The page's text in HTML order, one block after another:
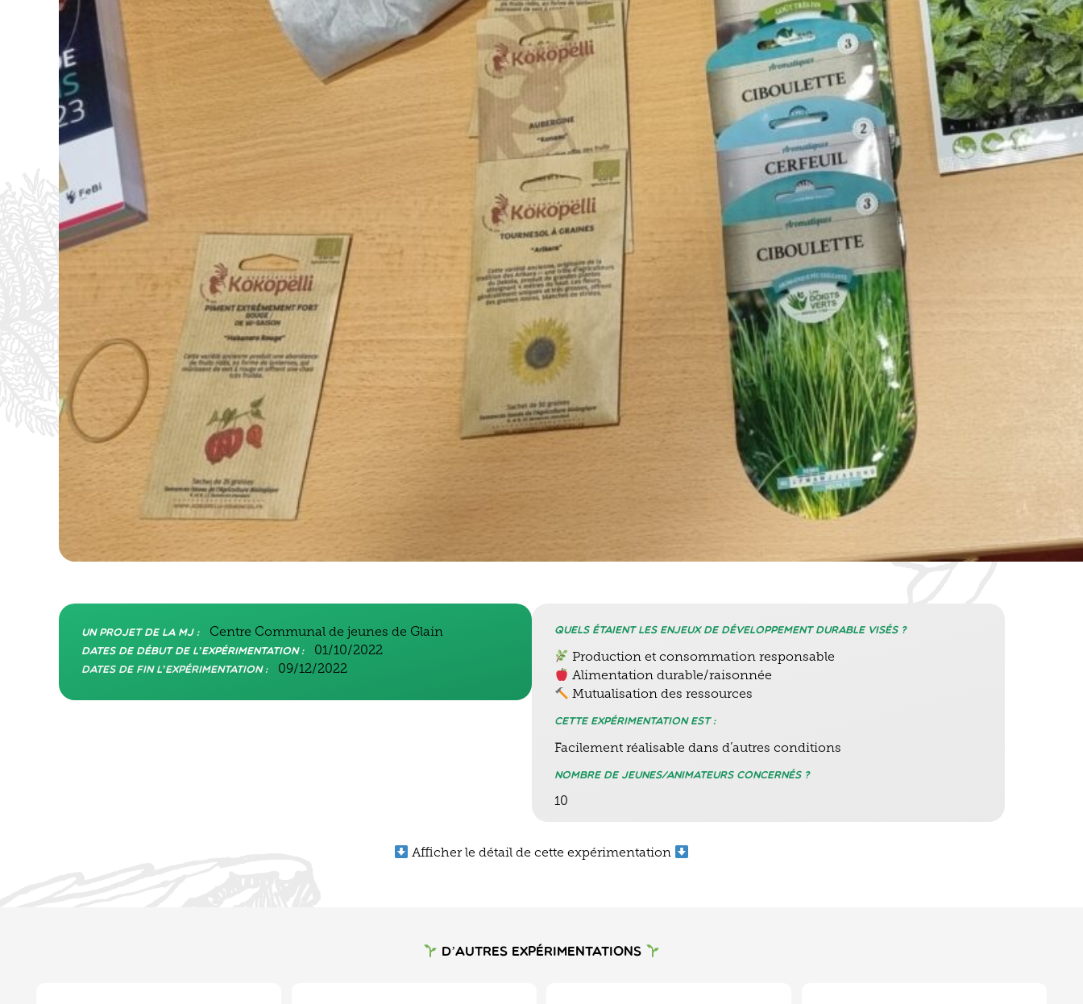
Un projet de la MJ : Centre Communal de jeunes de Glain
Dates de début de l’expérimentation : 01/10/2022
Dates de fin l’expérimentation : 09/12/2022
Quels étaient les enjeux de développement durable visés ?
Production et consommation responsable
Alimentation durable/raisonnée
Mutualisation des ressources
Cette expérimentation est :
Facilement réalisable dans d’autres conditions
Nombre de jeunes/animateurs concernés ?
10
Afficher le détail de cette expérimentation
D’autres expérimentations